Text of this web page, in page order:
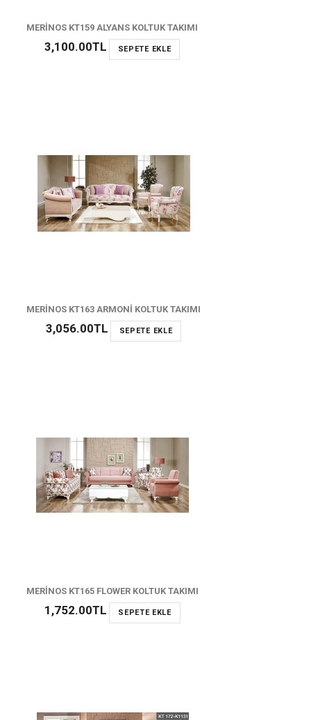
MERİNOS KT159 ALYANS KOLTUK TAKIMI
3,100.00TL SEPETE EKLE
MERİNOS KT163 ARMONİ KOLTUK TAKIMI
3,056.00TL SEPETE EKLE
MERİNOS KT165 FLOWER KOLTUK TAKIMI
1,752.00TL SEPETE EKLE